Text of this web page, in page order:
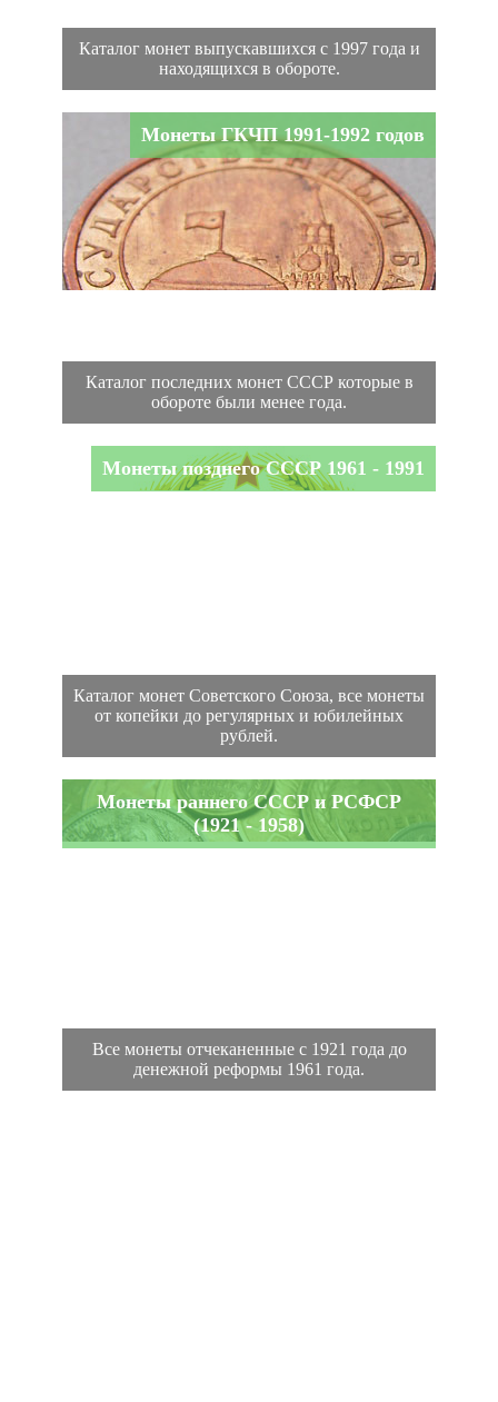
Каталог монет выпускавшихся с 1997 года и
находящихся в обороте.
Монеты ГКЧП 1991-1992 годов
Каталог последних монет СССР которые в
обороте были менее года.
Монеты позднего СССР 1961 - 1991
Каталог монет Советского Союза, все монеты
от копейки до регулярных и юбилейных
рублей.
Монеты раннего СССР и РСФСР
(1921 - 1958)
Все монеты отчеканенные с 1921 года до
денежной реформы 1961 года.